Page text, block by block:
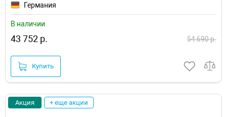
Германия
В наличии
43 752 р. 54 690 р.
Купить
Акция + еще акции